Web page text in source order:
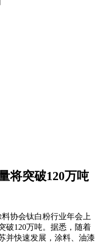
将突破120万吨
协会钛白粉行业年会上
破120万吨。据悉，随着
并快速发展，涂料、油漆